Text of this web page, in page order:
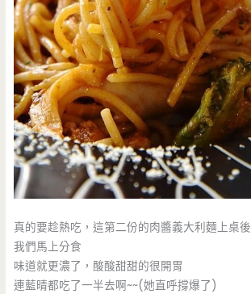
真的要趁熱吃，這第二份的肉醬義大利麵上桌後
我們馬上分食
味道就更濃了，酸酸甜甜的很開胃
連藍晴都吃了一半去啊~~(她直呼撐爆了)